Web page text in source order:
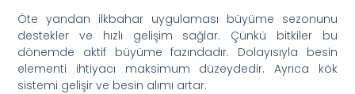
Öte yandan ilkbahar uygulaması büyüme sezonunu
destekler ve hızlı gelişim sağlar. Çünkü bitkiler bu
dönemde aktif büyüme fazındadır. Dolayısıyla besin
elementi ihtiyacı maksimum düzeydedir. Ayrıca kök
sistemi gelişir ve besin alımı artar.